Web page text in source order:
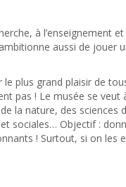
à l’enseignement
aussi de jouer
plus grand plaisir de
pas ! Le musée se veut
la nature, des sciences
sociales… Objectif :
! Surtout, si on les